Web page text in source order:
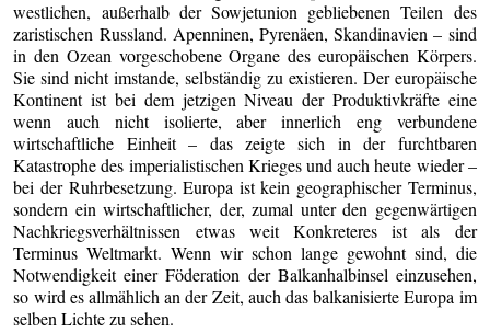
westlichen, außerhalb der Sowjetunion gebliebenen Teilen des
zaristischen Russland. Apenninen, Pyrenäen, Skandinavien – sind
in den Ozean vorgeschobene Organe des europäischen Körpers.
Sie sind nicht imstande, selbständig zu existieren. Der europäische
Kontinent ist bei dem jetzigen Niveau der Produktivkräfte eine
wenn auch nicht isolierte, aber innerlich eng verbundene
wirtschaftliche Einheit – das zeigte sich in der furchtbaren
Katastrophe des imperialistischen Krieges und auch heute wieder –
bei der Ruhrbesetzung. Europa ist kein geographischer Terminus,
sondern ein wirtschaftlicher, der, zumal unter den gegenwärtigen
Nachkriegsverhältnissen etwas weit Konkreteres ist als der
Terminus Weltmarkt. Wenn wir schon lange gewohnt sind, die
Notwendigkeit einer Föderation der Balkanhalbinsel einzusehen,
so wird es allmählich an der Zeit, auch das balkanisierte Europa im
selben Lichte zu sehen.